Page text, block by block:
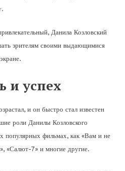
Данила Козловский
зрителям своими выдающимися
и успех
и он быстро стал известен
роли Данилы Козловского
популярных фильмах, как «Вам и не
«Салют-7» и многие другие.